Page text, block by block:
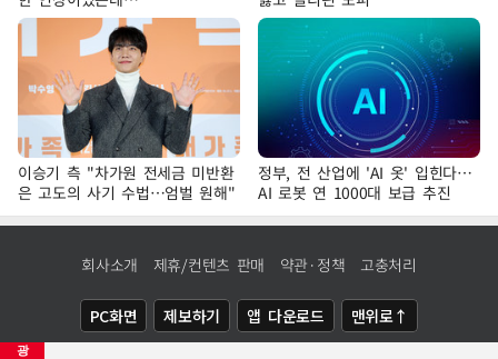
광
이승기 측 "차가원 전세금 미반환
은 고도의 사기 수법…엄벌 원해"
정부, 전 산업에 'AI 옷' 입힌다…
AI 로봇 연 1000대 보급 추진
회사소개 제휴/컨텐츠 판매 약관·정책 고충처리
PC화면 제보하기 앱 다운로드 맨위로↑